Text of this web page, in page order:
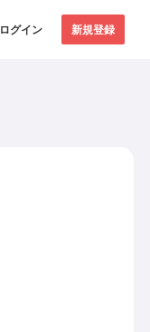
ログイン 新規登録